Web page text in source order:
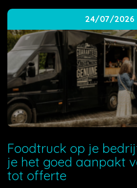
24/07/2026
Foodtruck op je
je het goed aanpakt
tot offerte